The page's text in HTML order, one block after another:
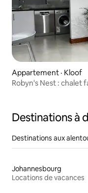
Appartement · Kloof
Robyn's Nest : chalet
Destinations à
Destinations aux
Johannesbourg
Locations de vacances